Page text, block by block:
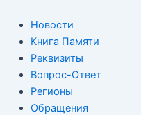
содержимому
Новости
Книга Памяти
Реквизиты
Вопрос-Ответ
Регионы
Обращения